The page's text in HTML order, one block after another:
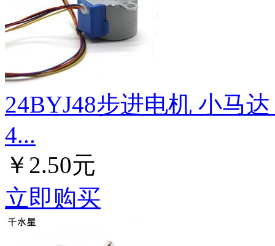
24BYJ48步进电机 小马
4...
￥2.50元
立即购买